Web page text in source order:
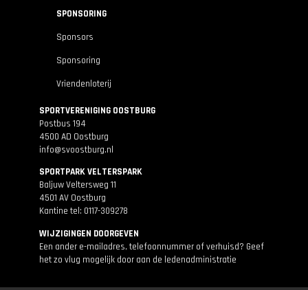
SPONSORING
Sponsors
Sponsoring
Vriendenloterij
SPORTVERENIGING OOSTBURG
Postbus 194
4500 AD Oostburg
info@svoostburg.nl
SPORTPARK VELTERSPARK
Baljuw Veltersweg 11
4501 AV Oostburg
Kantine tel: 0117-309278
WIJZIGINGEN DOORGEVEN
Een ander e-mailadres, telefoonnummer of verhuisd? Geef
het zo vlug mogelijk door aan de ledenadministratie